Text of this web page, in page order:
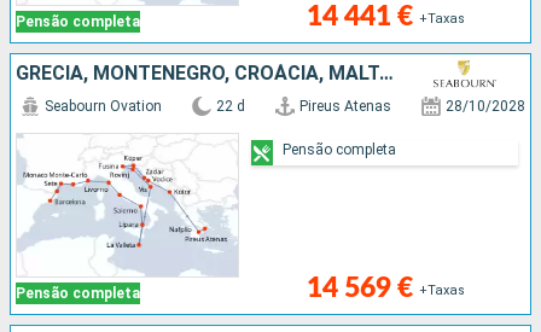
Pensão completa 14 441 € +Taxas
GRÉCIA, MONTENEGRO, CROÁCIA, MALTA, ITÁLIA, MÔNACO, FRANÇA, ESPANHA
Pensão completa
Seabourn Ovation 22 d Pireus Atenas 28/10/2028
14 569 € +Taxas
Pensão completa